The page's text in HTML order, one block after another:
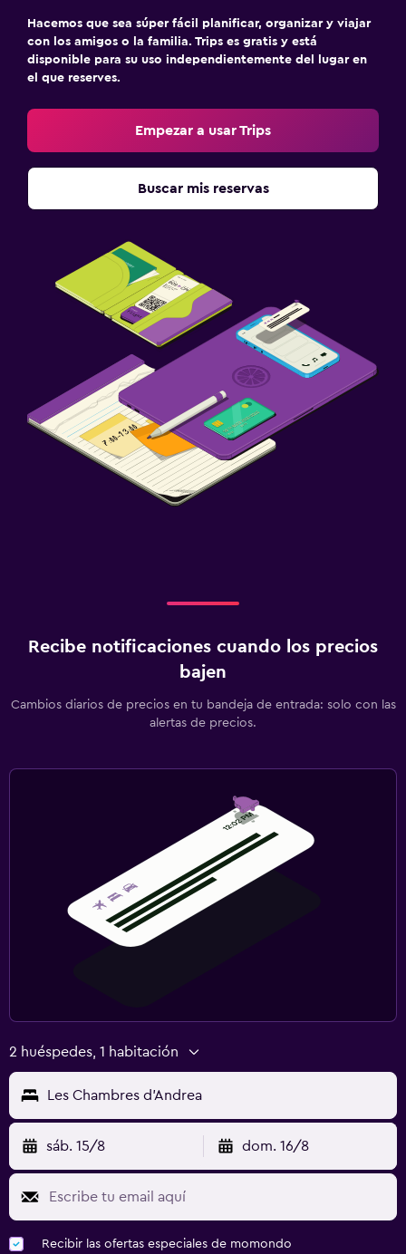
Traslado al aeropuerto (con cargos)
Estacionamiento privado
Sistema de entretenimiento
TV de pantalla plana
Sala de estar/TV compartida
Accesibilidad y adecuación
Unidad ubicada en la planta baja
Para no fumadores
Almohada sin plumas
Lavandería
Plancha y tabla de planchar
Tendedero
Gimnasio
Zona de trabajo
Escritorio
Hacemos que sea súper fácil planificar, organizar y viajar
con los amigos o la familia. Trips es gratis y está
disponible para su uso independientemente del lugar en
el que reserves.
Empezar a usar Trips
Buscar mis reservas
Recibe notificaciones cuando los precios
bajen
Cambios diarios de precios en tu bandeja de entrada: solo con las
alertas de precios.
2 huéspedes, 1 habitación
Les Chambres d'Andrea
sáb. 15/8 dom. 16/8
Recibir las ofertas especiales de momondo